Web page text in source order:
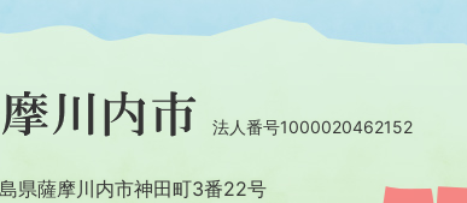
法人番号1000020462152
薩摩川内市神田町3番22号